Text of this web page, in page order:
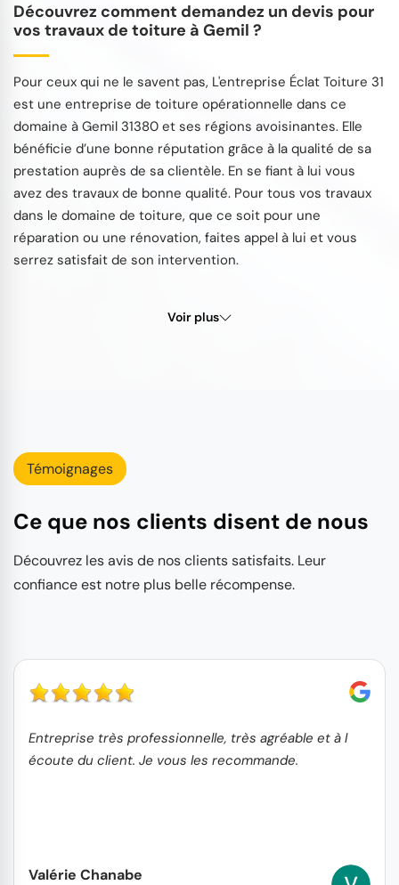
Découvrez comment demandez un devis pour
vos travaux de toiture à Gemil ?
Pour ceux qui ne le savent pas, L'entreprise Éclat Toiture 31
est une entreprise de toiture opérationnelle dans ce
domaine à Gemil 31380 et ses régions avoisinantes. Elle
bénéficie d’une bonne réputation grâce à la qualité de sa
prestation auprès de sa clientèle. En se fiant à lui vous
avez des travaux de bonne qualité. Pour tous vos travaux
dans le domaine de toiture, que ce soit pour une
réparation ou une rénovation, faites appel à lui et vous
serrez satisfait de son intervention.
Voir plus
Témoignages
Ce que nos clients disent de nous
Découvrez les avis de nos clients satisfaits. Leur
confiance est notre plus belle récompense.
Entreprise très professionnelle, très agréable et à l
écoute du client. Je vous les recommande.
Valérie Chanabe